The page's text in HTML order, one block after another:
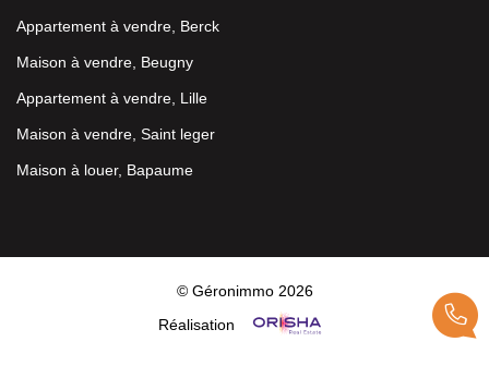
Appartement à vendre, Berck
Maison à vendre, Beugny
Appartement à vendre, Lille
Maison à vendre, Saint leger
Maison à louer, Bapaume
© Géronimmo 2026
Réalisation